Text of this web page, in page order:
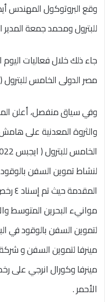
وقع البروتوكول المهندس
للبترول ومحمد جمعة
جاء ذلك خلال فعاليات
مصر الدولى الخامس للبترول (
وفي سياق منفصل، أعلن
والثروة المعدنية على
لنشاط تموين السفن
موانيء البحرين المتوسط
لتموين السفن بالوقود في
مينرفا لتموين السفن و
مينرفا وكورال انرجي على
الأحمر .